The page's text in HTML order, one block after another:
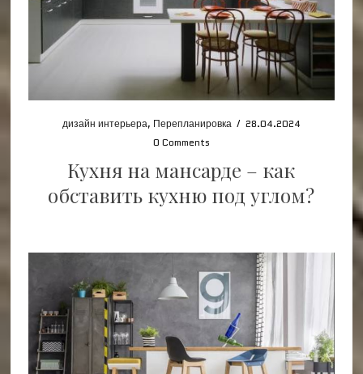
дизайн интерьера, Перепланировка / 28.04.2024
0 Comments
Кухня на мансарде – как
обставить кухню под углом?